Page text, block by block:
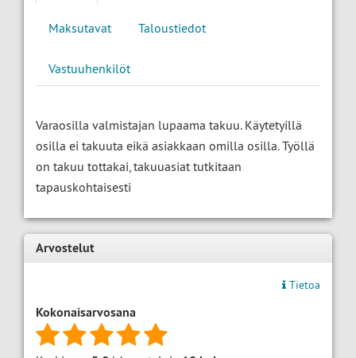
Maksutavat Taloustiedot
Vastuuhenkilöt
Varaosilla valmistajan lupaama takuu. Käytetyillä
osilla ei takuuta eikä asiakkaan omilla osilla. Työllä
on takuu tottakai, takuuasiat tutkitaan
tapauskohtaisesti
Arvostelut
Tietoa
Kokonaisarvosana